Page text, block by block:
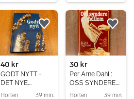
40 kr
GODT NYTT -
DET NYE
TESTAMENTE
Horten 39 min.
Legg til som favoritt.
30 kr
Per Arne Dahl :
OSS SYNDERE
IMELLOM - ET
Horten 39 min.